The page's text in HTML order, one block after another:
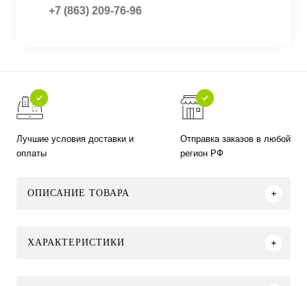
+7 (863) 209-76-96
Лучшие условия доставки и
оплаты
Отправка заказов в любой
регион РФ
ОПИСАНИЕ ТОВАРА
ХАРАКТЕРИСТИКИ